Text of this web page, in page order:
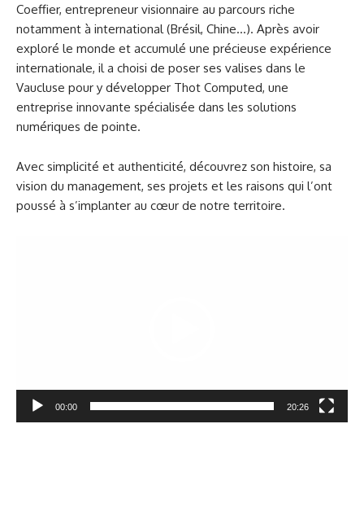
Coeffier, entrepreneur visionnaire au parcours riche
notamment à international (Brésil, Chine…). Après avoir
exploré le monde et accumulé une précieuse expérience
internationale, il a choisi de poser ses valises dans le
Vaucluse pour y développer Thot Computed, une
entreprise innovante spécialisée dans les solutions
numériques de pointe.
Avec simplicité et authenticité, découvrez son histoire, sa
vision du management, ses projets et les raisons qui l’ont
poussé à s’implanter au cœur de notre territoire.
00:00 20:26